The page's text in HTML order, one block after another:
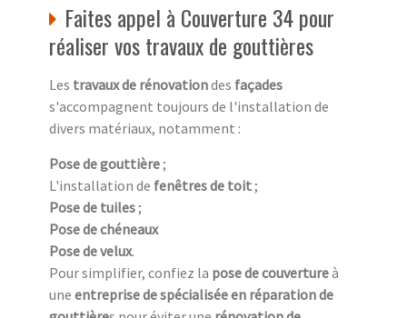
Faites appel à Couverture 34 pour
réaliser vos travaux de gouttières
Les travaux de rénovationdes façades
s'accompagnent toujours de l'installation de
divers matériaux, notamment :
Pose de gouttière;
L'installation de fenêtres de toit;
Pose de tuiles;
Pose de chéneaux
Pose de velux.
Pour simplifier, confiez la pose de couvertureà
une entreprise de spécialisée en réparation de